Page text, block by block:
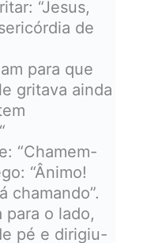
“Jesus,
de
para que
gritava ainda
“Chamem-
“Ânimo!
chamando”.
para o lado,
pé e dirigiu-